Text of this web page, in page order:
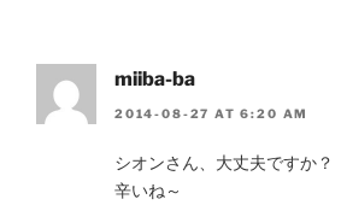
miiba-ba
2014-08-27 AT 6:20 AM
シオンさん、大丈夫ですか？
辛いね～